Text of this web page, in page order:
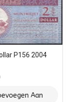
P156 2004
Aan